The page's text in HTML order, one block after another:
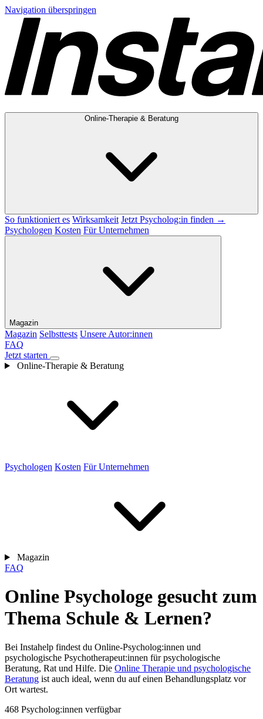
Navigation überspringen
Online-Therapie & Beratung
So funktioniert es Wirksamkeit Jetzt Psycholog:in finden →
Psychologen Kosten Für Unternehmen
Magazin
Magazin Selbsttests Unsere Autor:innen
FAQ
Jetzt starten
Online-Therapie & Beratung
Psychologen Kosten Für Unternehmen
Magazin
FAQ
Online Psychologe gesucht zum
Thema Schule & Lernen?
Bei Instahelp findest du Online-Psycholog:innen und
psychologische Psychotherapeut:innen für psychologische
Beratung, Rat und Hilfe. Die Online Therapie und psychologische
Beratung ist auch ideal, wenn du auf einen Behandlungsplatz vor
Ort wartest.
468 Psycholog:innen verfügbar